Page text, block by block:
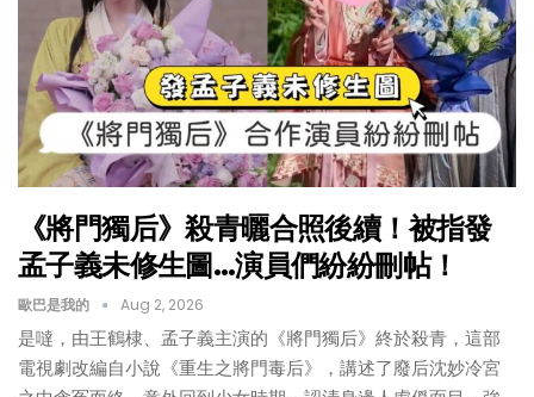
《將門獨后》殺青曬合照後續！被指發
孟子義未修生圖…演員們紛紛刪帖！
歐巴是我的 Aug 2, 2026
是噠，由王鶴棣、孟子義主演的《將門獨后》終於殺青，這部
電視劇改編自小說《重生之將門毒后》，講述了廢后沈妙冷宮